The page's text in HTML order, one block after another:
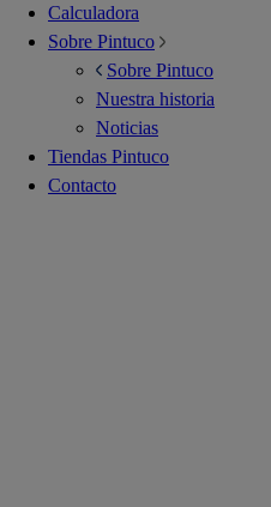
Calculadora
Sobre Pintuco
Sobre Pintuco
Nuestra historia
Noticias
Tiendas Pintuco
Contacto